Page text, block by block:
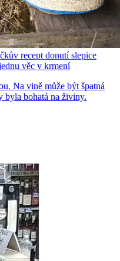
recept donutí slepice
věc v krmení
Na vině může být špatná
byla bohatá na živiny.